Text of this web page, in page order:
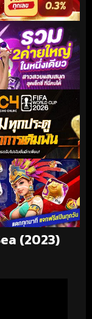
(2023)